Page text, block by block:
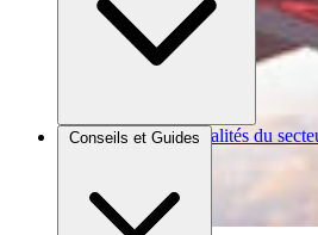
Brèves et actus Actualités du
Conseils et Guides